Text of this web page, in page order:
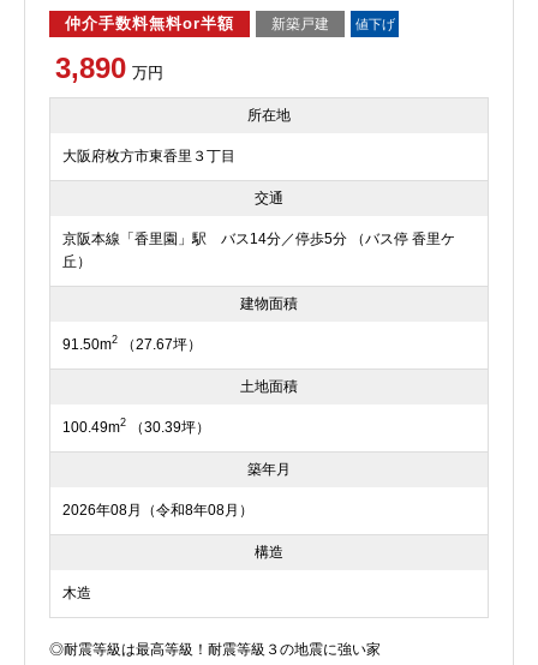
仲介手数料無料or半額 新築戸建 値下げ
3,890 万円
所在地
大阪府枚方市東香里３丁目
交通
京阪本線「香里園」駅 バス14分／停歩5分 （バス停 香里ケ
丘）
建物面積
91.50m2 （27.67坪）
土地面積
100.49m2 （30.39坪）
築年月
2026年08月（令和8年08月）
構造
木造
◎耐震等級は最高等級！耐震等級３の地震に強い家